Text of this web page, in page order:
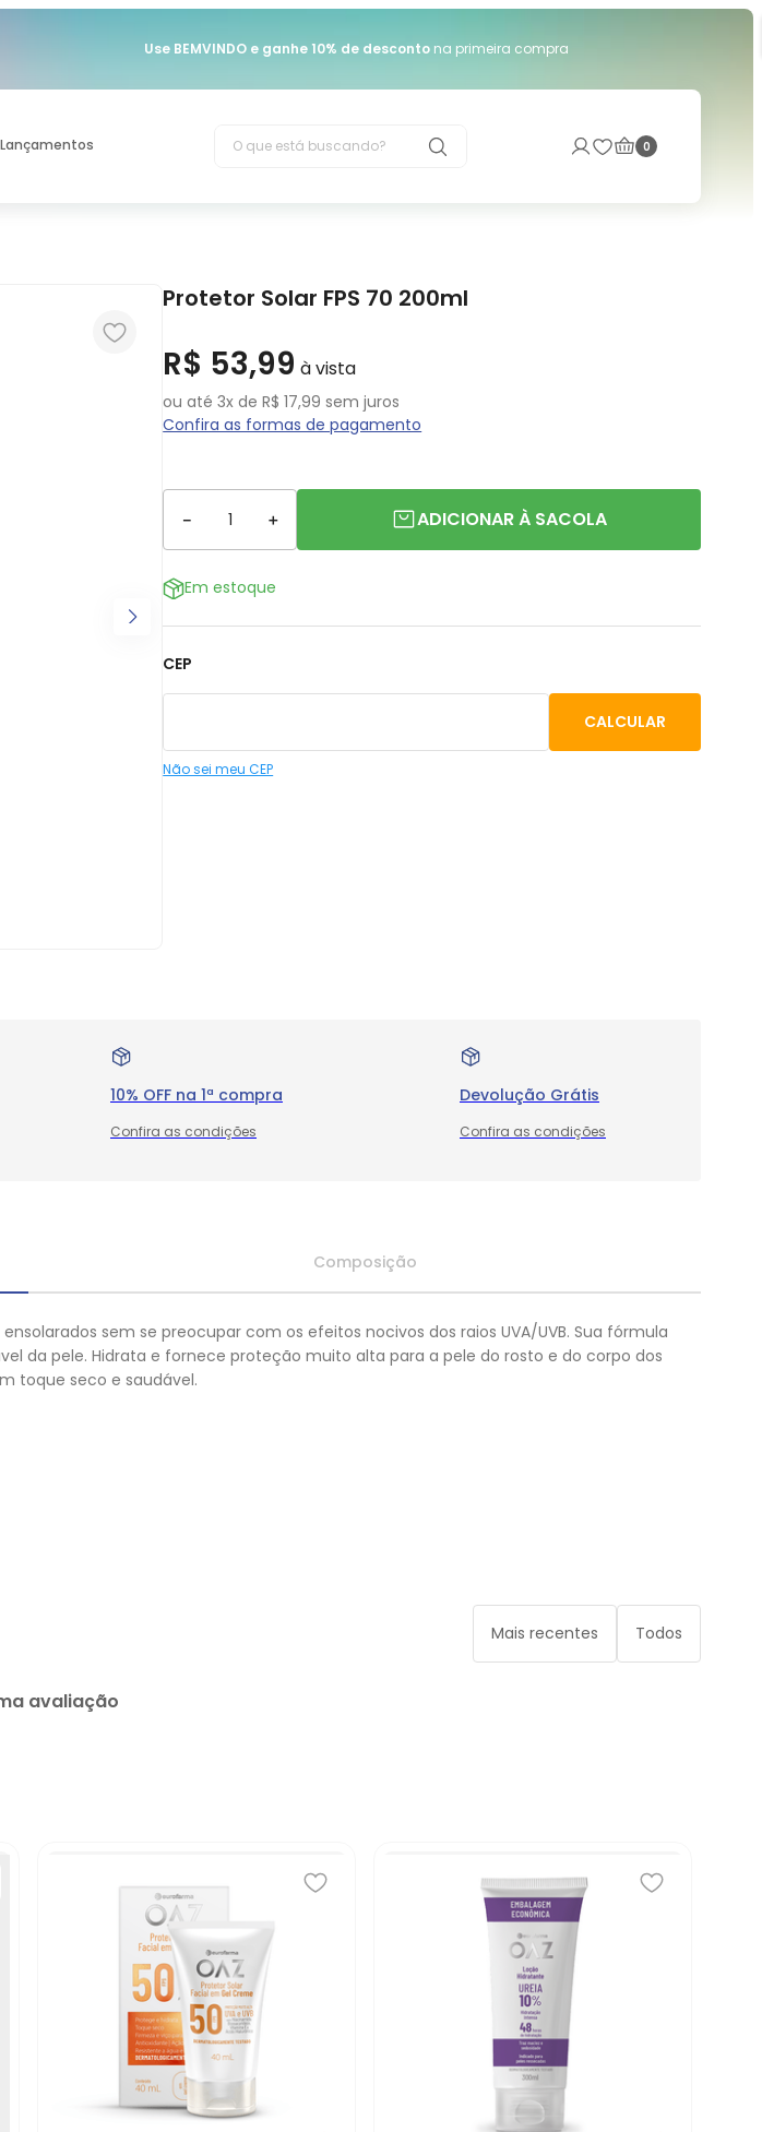
Use BEMVINDO e ganhe 10% de descontona primeira compra
Lançamentos 0
Protetor Solar FPS 70 200ml
R$ 53,99
ou até3x deR$ 17,99 sem juros
Confira as formas de pagamento
＋
－ ADICIONAR À SACOLA
Em estoque
CEP
Não sei meu CEP
10% OFF na 1ª compra
Confira as condições
Devolução Grátis
Confira as condições
Composição
sem se preocupar com os efeitos nocivos dos raios UVA/UVB. Sua fórmula
da pele. Hidrata e fornece proteção muito alta para a pele do rosto e do corpo dos
toque seco e saudável.
Mais recentes Todos
avaliação